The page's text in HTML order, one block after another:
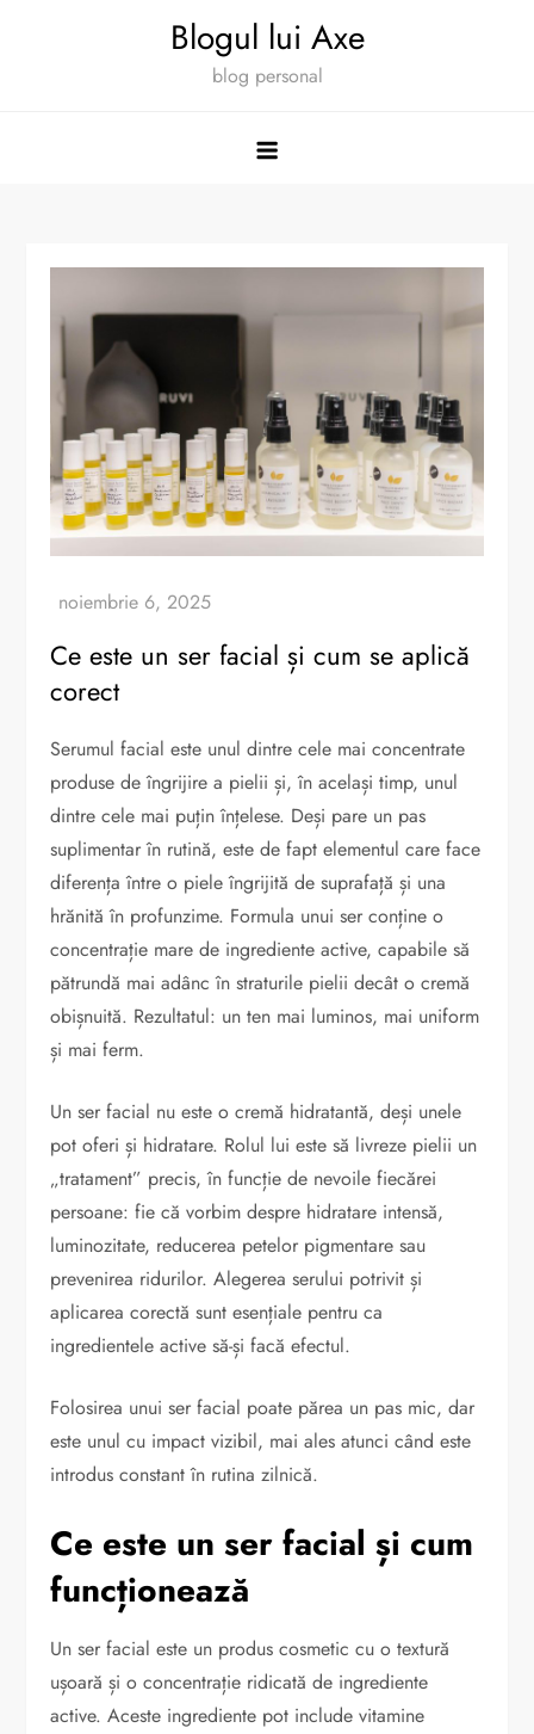
Blogul lui Axe
blog personal
Ce este un ser facial și cum se aplică
corect
Serumul facial este unul dintre cele mai concentrate
produse de îngrijire a pielii și, în același timp, unul
dintre cele mai puțin înțelese. Deși pare un pas
suplimentar în rutină, este de fapt elementul care face
diferența între o piele îngrijită de suprafață și una
hrănită în profunzime. Formula unui ser conține o
concentrație mare de ingrediente active, capabile să
pătrundă mai adânc în straturile pielii decât o cremă
obișnuită. Rezultatul: un ten mai luminos, mai uniform
și mai ferm.
Un ser facial nu este o cremă hidratantă, deși unele
pot oferi și hidratare. Rolul lui este să livreze pielii un
„tratament” precis, în funcție de nevoile fiecărei
persoane: fie că vorbim despre hidratare intensă,
luminozitate, reducerea petelor pigmentare sau
prevenirea ridurilor. Alegerea serului potrivit și
aplicarea corectă sunt esențiale pentru ca
ingredientele active să-și facă efectul.
Folosirea unui ser facial poate părea un pas mic, dar
este unul cu impact vizibil, mai ales atunci când este
introdus constant în rutina zilnică.
Ce este un ser facial și cum
funcționează
Un ser facial este un produs cosmetic cu o textură
ușoară și o concentrație ridicată de ingrediente
active. Aceste ingrediente pot include vitamine